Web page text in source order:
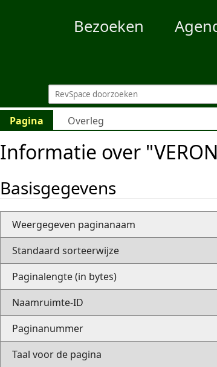
Bezoeken
Pagina Overleg
Informatie over
Basisgegevens
Weergegeven paginanaam
Standaard sorteerwijze
Paginalengte (in bytes)
Naamruimte-ID
Paginanummer
Taal voor de pagina